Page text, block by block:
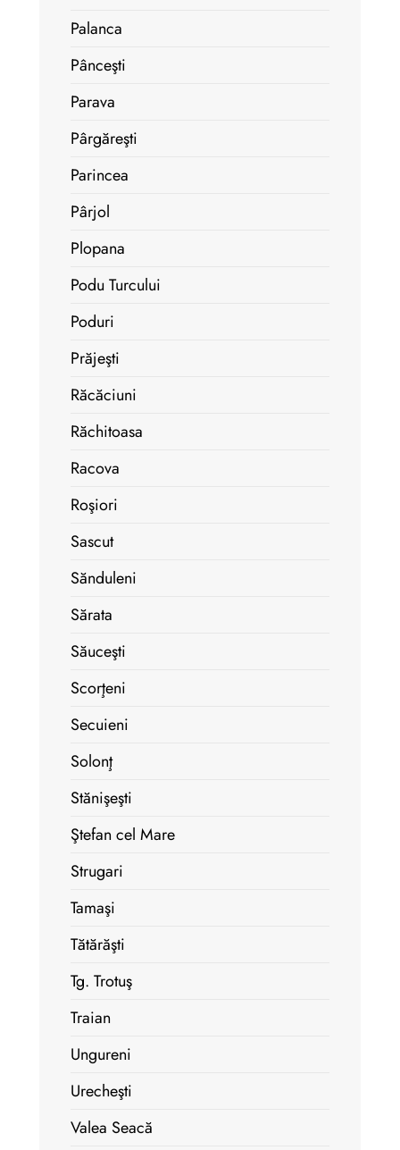
Palanca
Pânceşti
Parava
Pârgăreşti
Parincea
Pârjol
Plopana
Podu Turcului
Poduri
Prăjeşti
Răcăciuni
Răchitoasa
Racova
Roşiori
Sascut
Sănduleni
Sărata
Săuceşti
Scorţeni
Secuieni
Solonţ
Stănişeşti
Ştefan cel Mare
Strugari
Tamaşi
Tătărăşti
Tg. Trotuş
Traian
Ungureni
Urecheşti
Valea Seacă